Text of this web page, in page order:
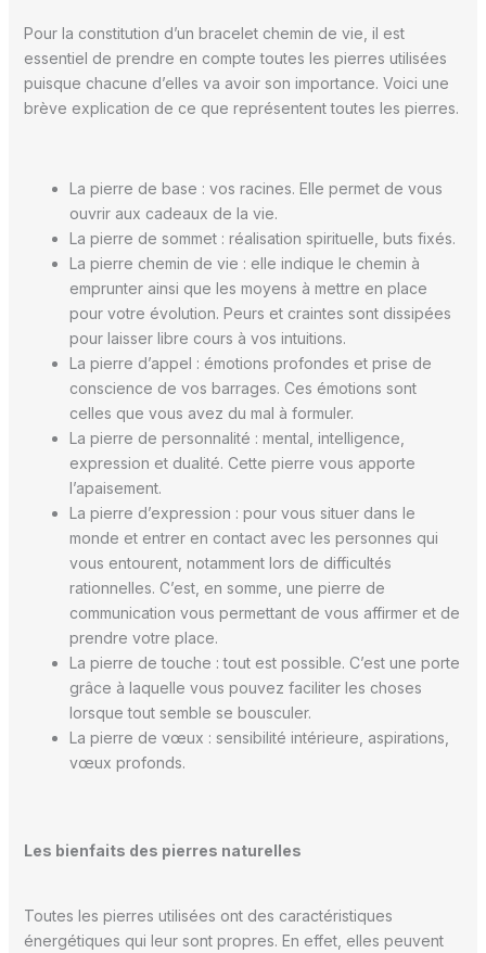
Pour la constitution d’un bracelet chemin de vie, il est
essentiel de prendre en compte toutes les pierres utilisées
puisque chacune d’elles va avoir son importance. Voici une
brève explication de ce que représentent toutes les pierres.
La pierre de base : vos racines. Elle permet de vous
ouvrir aux cadeaux de la vie.
La pierre de sommet : réalisation spirituelle, buts fixés.
La pierre chemin de vie : elle indique le chemin à
emprunter ainsi que les moyens à mettre en place
pour votre évolution. Peurs et craintes sont dissipées
pour laisser libre cours à vos intuitions.
La pierre d’appel : émotions profondes et prise de
conscience de vos barrages. Ces émotions sont
celles que vous avez du mal à formuler.
La pierre de personnalité : mental, intelligence,
expression et dualité. Cette pierre vous apporte
l’apaisement.
La pierre d’expression : pour vous situer dans le
monde et entrer en contact avec les personnes qui
vous entourent, notamment lors de difficultés
rationnelles. C’est, en somme, une pierre de
communication vous permettant de vous affirmer et de
prendre votre place.
La pierre de touche : tout est possible. C’est une porte
grâce à laquelle vous pouvez faciliter les choses
lorsque tout semble se bousculer.
La pierre de vœux : sensibilité intérieure, aspirations,
vœux profonds.
Les bienfaits des pierres naturelles
Toutes les pierres utilisées ont des caractéristiques
énergétiques qui leur sont propres. En effet, elles peuvent